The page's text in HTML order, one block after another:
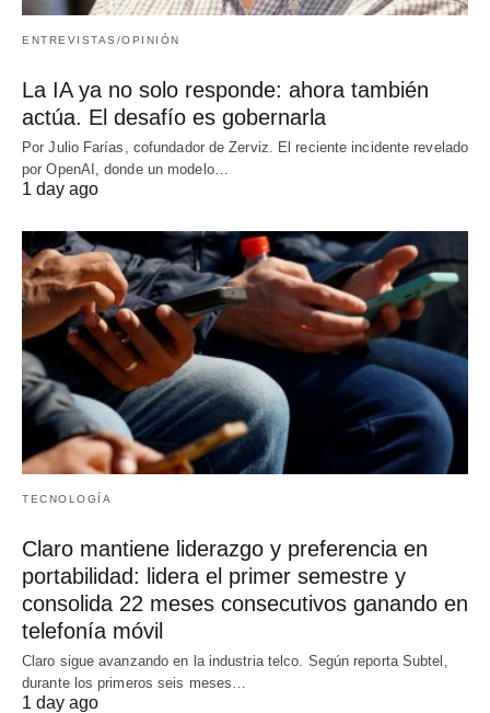
ENTREVISTAS/OPINIÓN
La IA ya no solo responde: ahora también
actúa. El desafío es gobernarla
Por Julio Farías, cofundador de Zerviz. El reciente incidente revelado
por OpenAI, donde un modelo…
1 day ago
TECNOLOGÍA
Claro mantiene liderazgo y preferencia en
portabilidad: lidera el primer semestre y
consolida 22 meses consecutivos ganando en
telefonía móvil
Claro sigue avanzando en la industria telco. Según reporta Subtel,
durante los primeros seis meses…
1 day ago